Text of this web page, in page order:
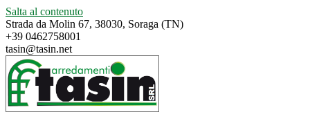
Salta al contenuto
Strada da Molin 67, 38030, Soraga (TN)
+39 0462758001
tasin@tasin.net